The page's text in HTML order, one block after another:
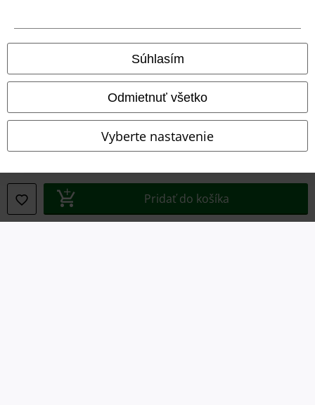
Súhlasím
Odmietnuť všetko
Vyberte nastavenie
Pridať do košíka
Podmienky
Imprint
Ochrana osobných údajov
Likvidácia odpadu a ochrana životného prostredia
Vyhlásenie o zhode
Informácie o prístupnosti